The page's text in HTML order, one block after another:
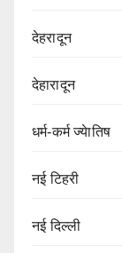
देहरादून
देहारादून
धर्म-कर्म ज्येातिष
नई टिहरी
नई दिल्ली